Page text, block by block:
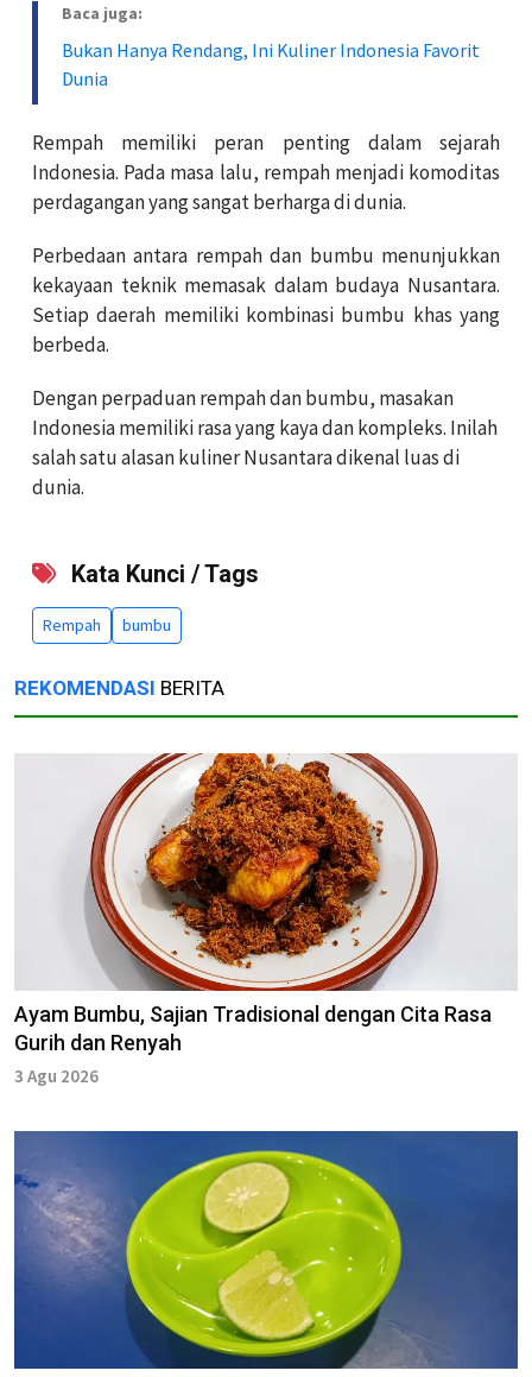
Baca juga:
Bukan Hanya Rendang, Ini Kuliner Indonesia Favorit
Dunia
Rempah memiliki peran penting dalam sejarah
Indonesia. Pada masa lalu, rempah menjadi komoditas
perdagangan yang sangat berharga di dunia.
Perbedaan antara rempah dan bumbu menunjukkan
kekayaan teknik memasak dalam budaya Nusantara.
Setiap daerah memiliki kombinasi bumbu khas yang
berbeda.
Dengan perpaduan rempah dan bumbu, masakan
Indonesia memiliki rasa yang kaya dan kompleks. Inilah
salah satu alasan kuliner Nusantara dikenal luas di
dunia.
Kata Kunci / Tags
Rempah bumbu
REKOMENDASI BERITA
Ayam Bumbu, Sajian Tradisional dengan Cita Rasa
Gurih dan Renyah
3 Agu 2026